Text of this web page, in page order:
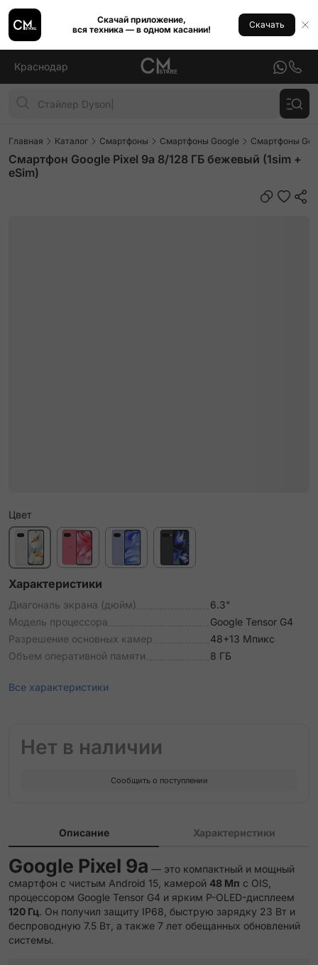
Скачай приложение,
вся техника — в одном касании!
Скачать
Краснодар
Главная Каталог Смартфоны Смартфоны Google Смартфоны
Смартфон Google Pixel 9a 8/128 ГБ бежевый (1sim +
eSim)
Цвет
Характеристики
Диагональ экрана (дюйм)
6.3"
Модель процессора
Google Tensor G4
Разрешение основных камер
48+13 Мпикс
Объем оперативной памяти
8 ГБ
Все характеристики
Нет в наличии
Сообщить о поступлении
Описание Характеристики
Google Pixel 9a — это компактный и мощный
смартфон с чистым Android 15, камерой 48 Мп с OIS,
процессором Google Tensor G4 и ярким P-OLED-дисплеем
120 Гц. Он получил защиту IP68, быструю зарядку 23 Вт и
беспроводную 7.5 Вт, а также 7 лет обещанных обновлений
системы.